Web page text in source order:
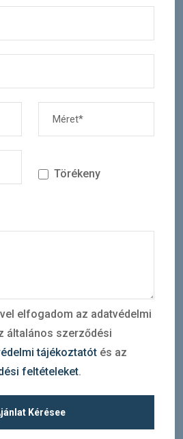
Törékeny
elfogadom az adatvédelmi
általános szerződési
tájékoztatót és az
feltételeket.